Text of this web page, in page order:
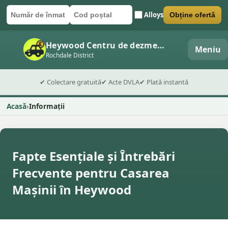
Număr de înmatriculare
Cod poștal Alloys
Trimite formularul Obține ofertă
Heywood Centru de dezmembrări auto
Rochdale District Meniu
✔ Colectare gratuită✔ Acte DVLA✔ Plată instantă
Acasă Informații
Fapte Esențiale și Întrebări
Frecvente pentru Casarea
Mașinii în Heywood